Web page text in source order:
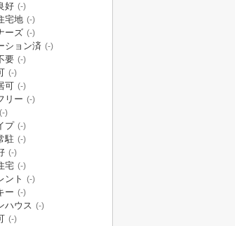
好 (-)
宅地 (-)
ーズ (-)
ション済 (-)
要 (-)
(-)
可 (-)
リー (-)
(-)
プ (-)
駐 (-)
(-)
宅 (-)
ント (-)
ー (-)
ハウス (-)
(-)